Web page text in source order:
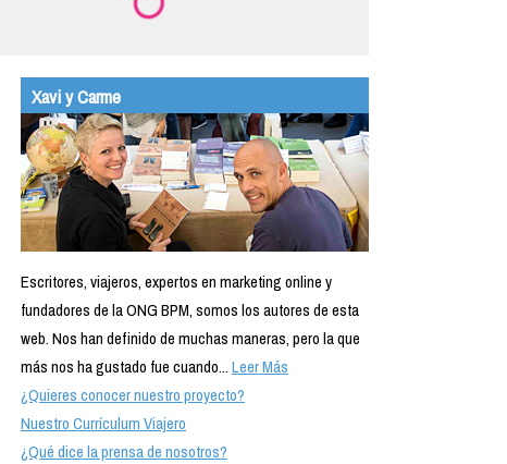
Xavi y Carme
Escritores, viajeros, expertos en marketing online y
fundadores de la ONG BPM, somos los autores de esta
web. Nos han definido de muchas maneras, pero la que
más nos ha gustado fue cuando...Leer Más
¿Quieres conocer nuestro proyecto?
Nuestro Currículum Viajero
¿Qué dice la prensa de nosotros?